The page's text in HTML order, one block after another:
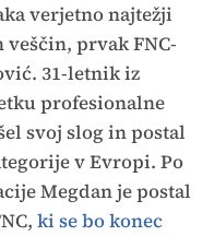
verjetno najtežji
prvak FNC-
31-letnik iz
profesionalne
svoj slog in postal
v Evropi. Po
Megdan je postal
ki se bo konec